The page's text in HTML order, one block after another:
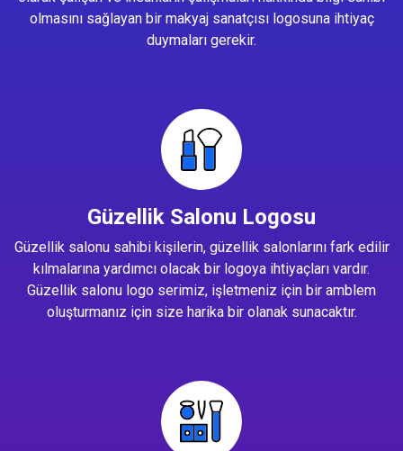
olmasını sağlayan bir makyaj sanatçısı logosuna ihtiyaç
duymaları gerekir.
Güzellik Salonu Logosu
Güzellik salonu sahibi kişilerin, güzellik salonlarını fark edilir
kılmalarına yardımcı olacak bir logoya ihtiyaçları vardır.
Güzellik salonu logo serimiz, işletmeniz için bir amblem
oluşturmanız için size harika bir olanak sunacaktır.